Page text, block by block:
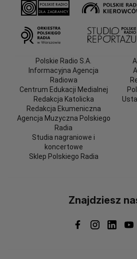
Polskie Radio S.A.
Informacyjna Agencja
Radiowa
Centrum Edukacji Medialnej
Redakcja Katolicka
Redakcja Ekumeniczna
Agencja Muzyczna Polskiego
Radia
Studia nagraniowe i
koncertowe
Sklep Polskiego Radia
Znajdziesz